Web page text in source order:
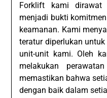
Forklift kami
menjadi bukti
keamanan. Kami
teratur diperlukan
unit-unit kami. Oleh
melakukan
memastikan bahwa
dengan baik dalam